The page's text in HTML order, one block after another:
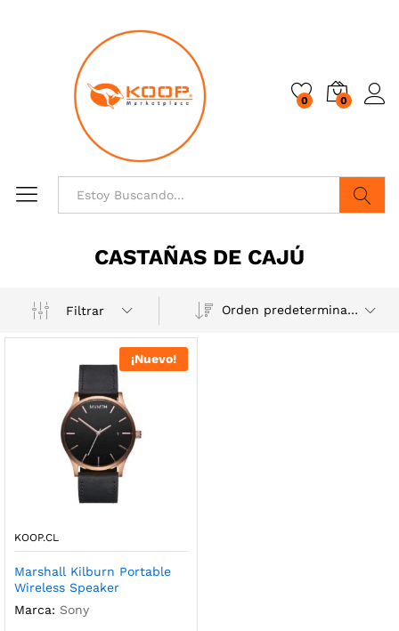
0 0
CASTAÑAS DE CAJÚ
Filtrar Orden predeterminado
¡Nuevo!
KOOP.CL
Marshall Kilburn Portable
Wireless Speaker
Marca: Sony